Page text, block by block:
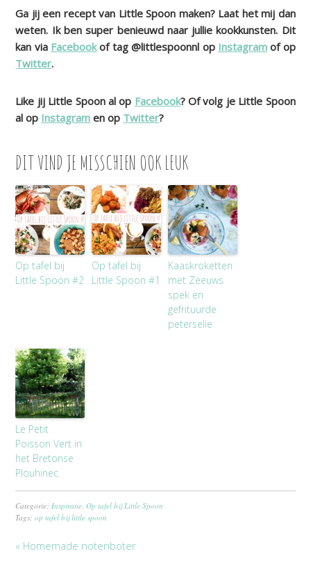
Ga jij een recept van Little Spoon maken? Laat het mij dan
weten. Ik ben super benieuwd naar jullie kookkunsten. Dit
kan via Facebookof tag @littlespoonnl op Instagramof op
Twitter.
Like jij Little Spoon al op Facebook? Of volg je Little Spoon
al op Instagram en op Twitter?
DIT VIND JE MISSCHIEN OOK LEUK
Op tafel bij
Little Spoon #2
Op tafel bij
Little Spoon #1
Kaaskroketten
met Zeeuws
spek en
gefrituurde
peterselie
Le Petit
Poisson Vert in
het Bretonse
Plouhinec
Categorie:Inspiratie,Op tafel bij Little Spoon
Tags:op tafel bij little spoon
« Homemade notenboter